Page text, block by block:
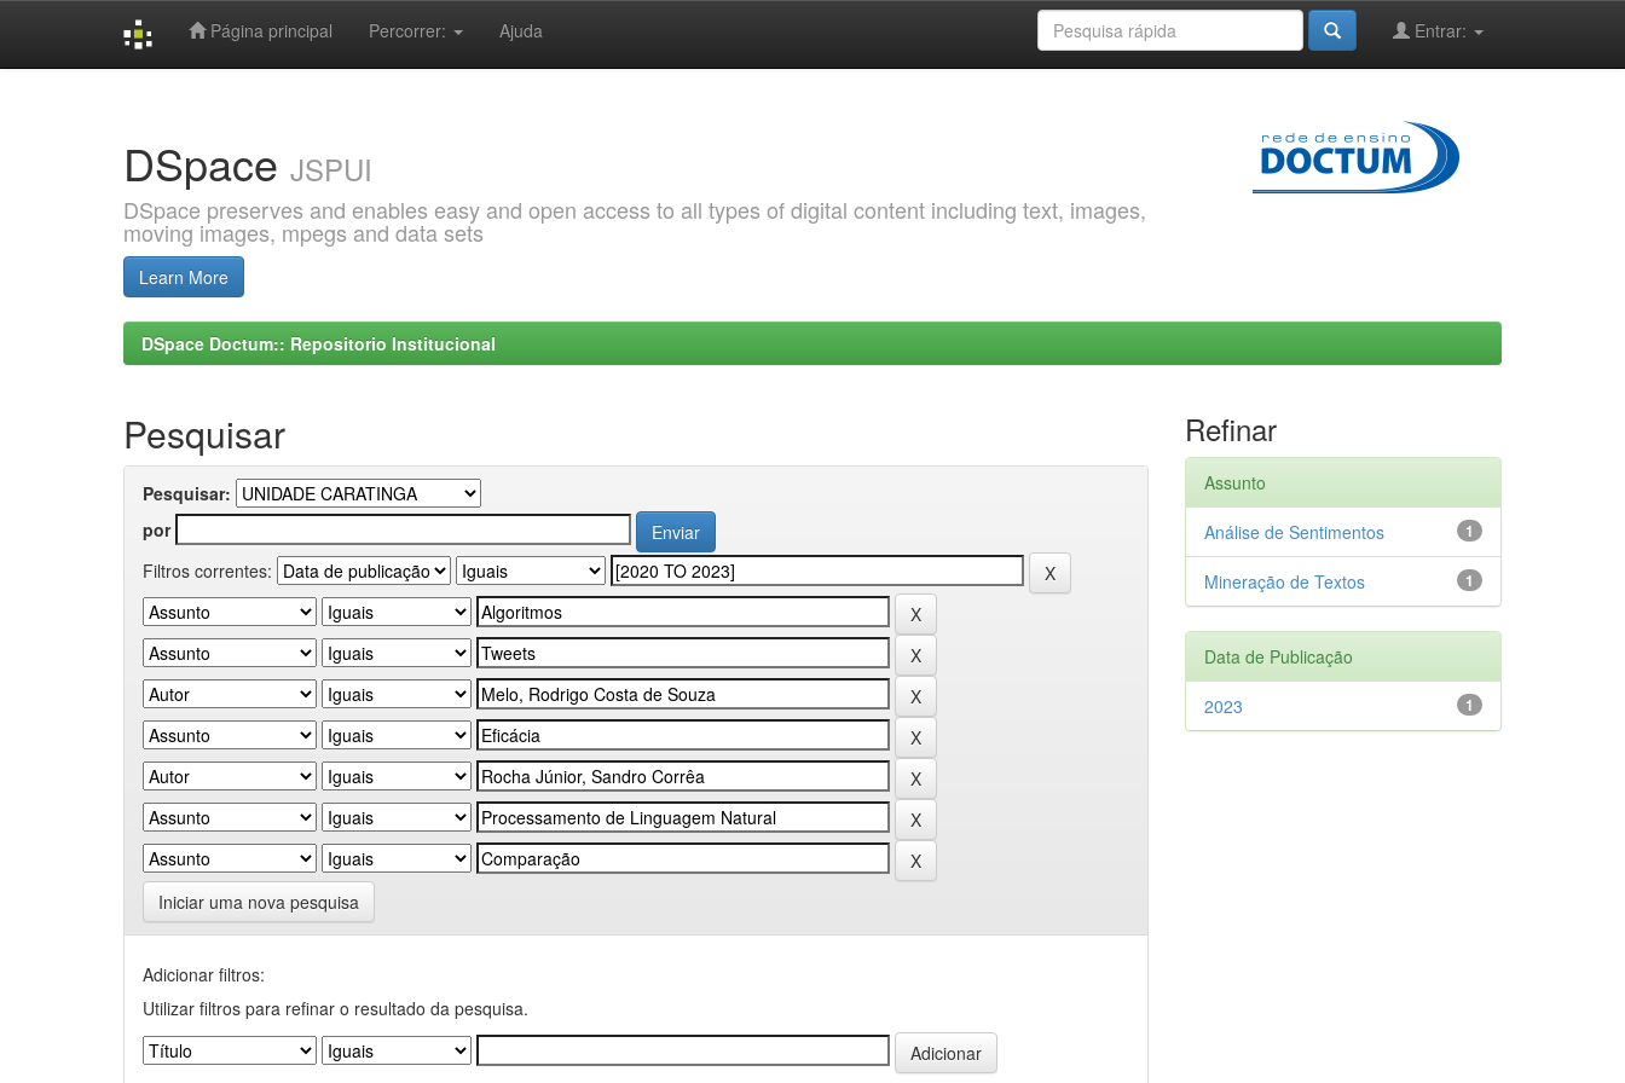
Página principal Percorrer: Ajuda Entrar:
DSpace JSPUI
DSpace preserves and enables easy and open access to all types of digital content including text, images,
moving images, mpegs and data sets
Learn More
DSpace Doctum:: Repositorio Institucional
Pesquisar
Pesquisar:
por
Filtros correntes:
Iniciar uma nova pesquisa
Adicionar filtros:
Utilizar filtros para refinar o resultado da pesquisa.
Refinar
Assunto
1
Análise de Sentimentos
1
Mineração de Textos
Data de Publicação
1
2023